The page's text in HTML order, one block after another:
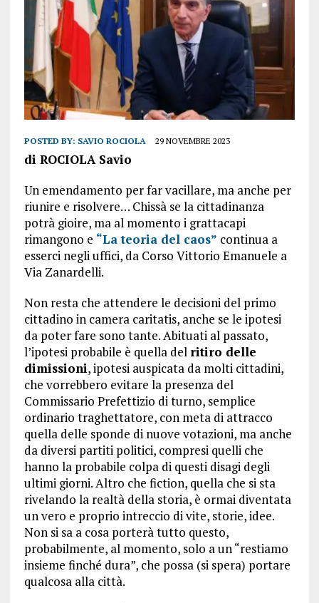
POSTED BY: SAVIO ROCIOLA 29 NOVEMBRE 2023
di ROCIOLA Savio
Un emendamento per far vacillare, ma anche per
riunire e risolvere… Chissà se la cittadinanza
potrà gioire, ma al momento i grattacapi
rimangono e “La teoria del caos” continua a
esserci negli uffici, da Corso Vittorio Emanuele a
Via Zanardelli.
Non resta che attendere le decisioni del primo
cittadino in camera caritatis, anche se le ipotesi
da poter fare sono tante. Abituati al passato,
l’ipotesi probabile è quella del ritiro delle
dimissioni, ipotesi auspicata da molti cittadini,
che vorrebbero evitare la presenza del
Commissario Prefettizio di turno, semplice
ordinario traghettatore, con meta di attracco
quella delle sponde di nuove votazioni, ma anche
da diversi partiti politici, compresi quelli che
hanno la probabile colpa di questi disagi degli
ultimi giorni. Altro che fiction, quella che si sta
rivelando la realtà della storia, è ormai diventata
un vero e proprio intreccio di vite, storie, idee.
Non si sa a cosa porterà tutto questo,
probabilmente, al momento, solo a un “restiamo
insieme finché dura”, che possa (si spera) portare
qualcosa alla città.